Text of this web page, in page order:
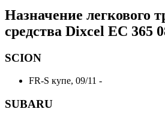
Назначение легкового
средства Dixcel EC 365
SCION
FR-S купе, 09/11 -
SUBARU